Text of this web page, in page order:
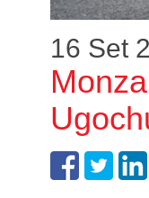
16 Set